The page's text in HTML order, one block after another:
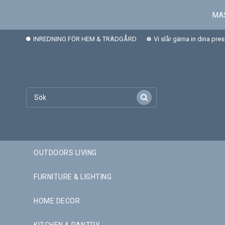
INREDNING FÖR HEM & TRÄDGÅRD Vi slår gärna in dina
OUTDOORS LIVING
FURNITURE & LIGHTING
HOME DECOR